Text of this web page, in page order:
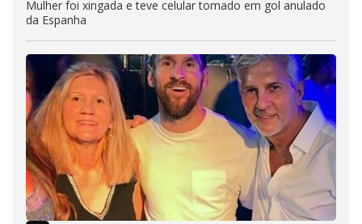
Mulher foi xingada e teve celular tomado em gol anulado
da Espanha